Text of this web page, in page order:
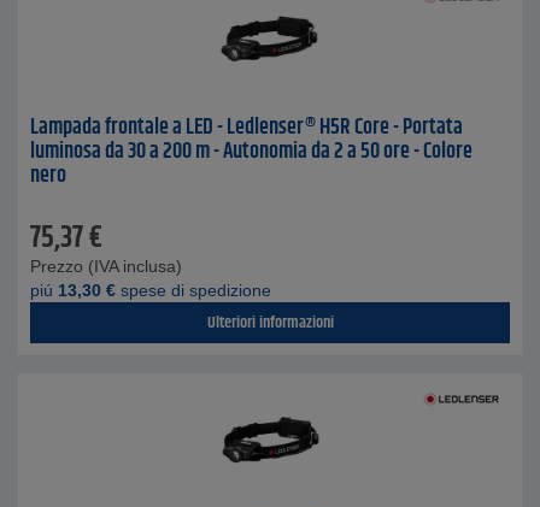
Lampada frontale a LED - Ledlenser® H5R Core - Portata
luminosa da 30 a 200 m - Autonomia da 2 a 50 ore - Colore
nero
75,37€
Prezzo (IVA inclusa)
piú 13,30 € spese di spedizione
Ulteriori informazioni